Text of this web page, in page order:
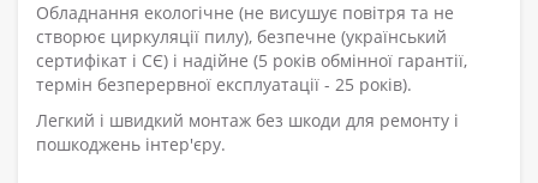
Обладнання екологічне (не висушує повітря та не
створює циркуляції пилу), безпечне (український
сертифікат і СЄ) і надійне (5 років обмінної гарантії,
термін безперервної експлуатації - 25 років).
Легкий і швидкий монтаж без шкоди для ремонту і
пошкоджень інтер'єру.